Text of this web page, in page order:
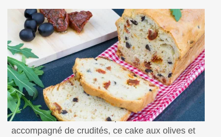
À savourer à l’heure de l’apéritif ou en entrée
accompagné de crudités, ce cake aux olives et